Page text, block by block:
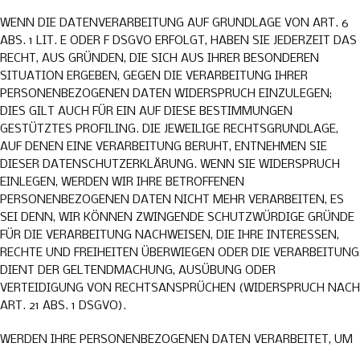
WENN DIE DATENVERARBEITUNG AUF GRUNDLAGE VON ART. 6
ABS. 1 LIT. E ODER F DSGVO ERFOLGT, HABEN SIE JEDERZEIT DAS
RECHT, AUS GRÜNDEN, DIE SICH AUS IHRER BESONDEREN
SITUATION ERGEBEN, GEGEN DIE VERARBEITUNG IHRER
PERSONENBEZOGENEN DATEN WIDERSPRUCH EINZULEGEN;
DIES GILT AUCH FÜR EIN AUF DIESE BESTIMMUNGEN
GESTÜTZTES PROFILING. DIE JEWEILIGE RECHTSGRUNDLAGE,
AUF DENEN EINE VERARBEITUNG BERUHT, ENTNEHMEN SIE
DIESER DATENSCHUTZERKLÄRUNG. WENN SIE WIDERSPRUCH
EINLEGEN, WERDEN WIR IHRE BETROFFENEN
PERSONENBEZOGENEN DATEN NICHT MEHR VERARBEITEN, ES
SEI DENN, WIR KÖNNEN ZWINGENDE SCHUTZWÜRDIGE GRÜNDE
FÜR DIE VERARBEITUNG NACHWEISEN, DIE IHRE INTERESSEN,
RECHTE UND FREIHEITEN ÜBERWIEGEN ODER DIE VERARBEITUNG
DIENT DER GELTENDMACHUNG, AUSÜBUNG ODER
VERTEIDIGUNG VON RECHTSANSPRÜCHEN (WIDERSPRUCH NACH
ART. 21 ABS. 1 DSGVO).
WERDEN IHRE PERSONENBEZOGENEN DATEN VERARBEITET, UM